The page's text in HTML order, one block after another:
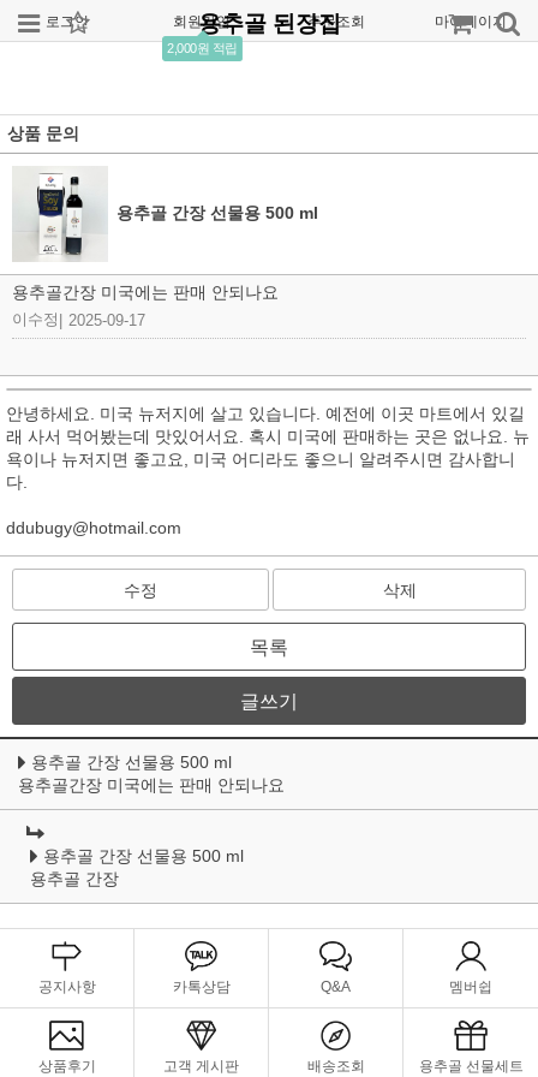
로그인 회원가입
2,000원 적립
주문조회 마이페이지
용추골 된장집
상품 문의
용추골 간장 선물용 500 ml
용추골간장 미국에는 판매 안되나요
이수정 2025-09-17
안녕하세요. 미국 뉴저지에 살고 있습니다. 예전에 이곳 마트에서 있길
래 사서 먹어봤는데 맛있어서요. 혹시 미국에 판매하는 곳은 없나요. 뉴
욕이나 뉴저지면 좋고요, 미국 어디라도 좋으니 알려주시면 감사합니
다.
ddubugy@hotmail.com
수정 삭제
목록
글쓰기
용추골 간장 선물용 500 ml
용추골간장 미국에는 판매 안되나요
용추골 간장 선물용 500 ml
용추골 간장
공지사항 카톡상담 Q&A 멤버쉽
상품후기 고객 게시판 배송조회 용추골 선물세트